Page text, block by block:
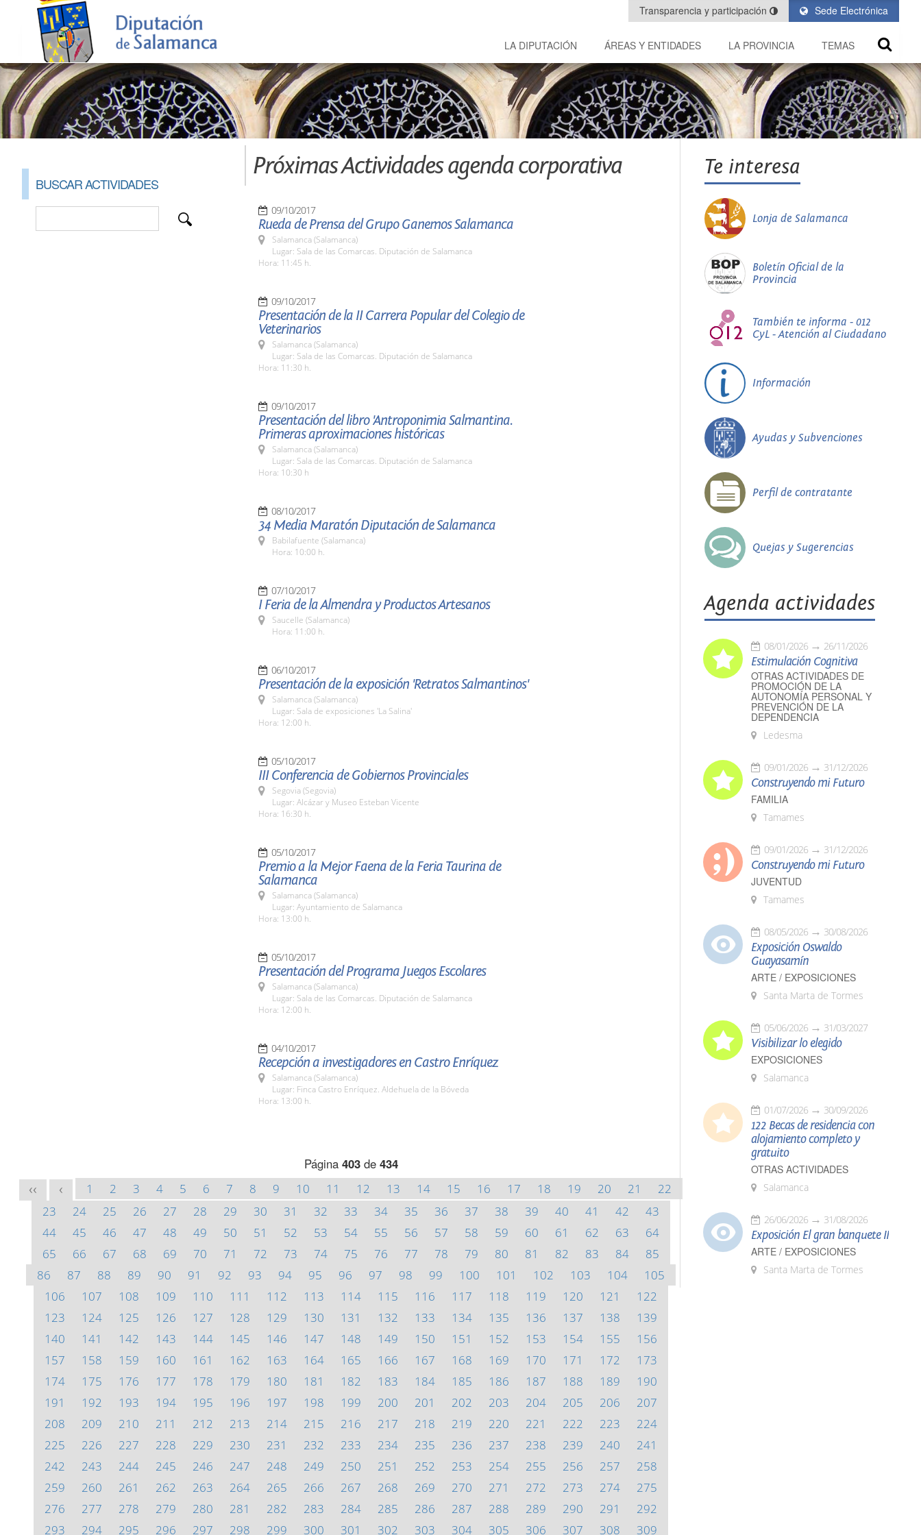
Sede Electrónica
Transparencia y participación
LA DIPUTACIÓN ÁREAS Y ENTIDADES LA PROVINCIA TEMAS
BUSCAR ACTIVIDADES
Próximas Actividades agenda corporativa
09/10/2017
Rueda de Prensa del Grupo Ganemos Salamanca
Salamanca (Salamanca)
Lugar: Sala de las Comarcas. Diputación de Salamanca
Hora: 11:45 h.
09/10/2017
Presentación de la II Carrera Popular del Colegio de
Veterinarios
Salamanca (Salamanca)
Lugar: Sala de las Comarcas. Diputación de Salamanca
Hora: 11:30 h.
09/10/2017
Presentación del libro 'Antroponimia Salmantina.
Primeras aproximaciones históricas
Salamanca (Salamanca)
Lugar: Sala de las Comarcas. Diputación de Salamanca
Hora: 10:30 h
08/10/2017
34 Media Maratón Diputación de Salamanca
Babilafuente (Salamanca)
Hora: 10:00 h.
07/10/2017
I Feria de la Almendra y Productos Artesanos
Saucelle (Salamanca)
Hora: 11:00 h.
06/10/2017
Presentación de la exposición 'Retratos Salmantinos'
Salamanca (Salamanca)
Lugar: Sala de exposiciones 'La Salina'
Hora: 12:00 h.
05/10/2017
III Conferencia de Gobiernos Provinciales
Segovia (Segovia)
Lugar: Alcázar y Museo Esteban Vicente
Hora: 16:30 h.
05/10/2017
Premio a la Mejor Faena de la Feria Taurina de
Salamanca
Salamanca (Salamanca)
Lugar: Ayuntamiento de Salamanca
Hora: 13:00 h.
05/10/2017
Presentación del Programa Juegos Escolares
Salamanca (Salamanca)
Lugar: Sala de las Comarcas. Diputación de Salamanca
Hora: 12:00 h.
04/10/2017
Recepción a investigadores en Castro Enríquez
Salamanca (Salamanca)
Lugar: Finca Castro Enríquez. Aldehuela de la Bóveda
Hora: 13:00 h.
Página 403de 434
<< < 1 2 3 4 5 6 7 8 9 10 11 12 13 14 15 16 17 18 19 20 21
22
23
24 25 26 27 28 29 30 31 32 33 34 35 36 37 38 39 40 41 42
43
44
45 46 47 48 49 50 51 52 53 54 55 56 57 58 59 60 61 62 63
64
65
66 67 68 69 70 71 72 73 74 75 76 77 78 79 80 81 82 83 84
85
86
87 88 89 90 91 92 93 94 95 96 97 98 99 100 101 102 103 104
105
106
107 108 109 110 111 112 113 114 115 116 117 118 119 120 121
122
123
124 125 126 127 128 129 130 131 132 133 134 135 136 137 138
139
140
141 142 143 144 145 146 147 148 149 150 151 152 153 154 155
156
157
158 159 160 161 162 163 164 165 166 167 168 169 170 171 172
173
174
175 176 177 178 179 180 181 182 183 184 185 186 187 188 189
190
191
192 193 194 195 196 197 198 199 200 201 202 203 204 205 206
207
208
209 210 211 212 213 214 215 216 217 218 219 220 221 222 223
224
225
226 227 228 229 230 231 232 233 234 235 236 237 238 239 240
241
242
243 244 245 246 247 248 249 250 251 252 253 254 255 256 257
258
259
260 261 262 263 264 265 266 267 268 269 270 271 272 273 274
275
276
277 278 279 280 281 282 283 284 285 286 287 288 289 290 291
292
293
294 295 296 297 298 299 300 301 302 303 304 305 306 307 308 309
Te interesa
Lonja de Salamanca
Boletín Oficial de la
Provincia
También te informa - 012
CyL - Atención al Ciudadano
Información
Ayudas y Subvenciones
Perfil de contratante
Quejas y Sugerencias
Agenda actividades
08/01/2026 26/11/2026
Estimulación Cognitiva
OTRAS ACTIVIDADES DE
PROMOCIÓN DE LA
AUTONOMÍA PERSONAL Y
PREVENCIÓN DE LA
DEPENDENCIA
Ledesma
09/01/2026 31/12/2026
Construyendo mi Futuro
FAMILIA
Tamames
09/01/2026 31/12/2026
Construyendo mi Futuro
JUVENTUD
Tamames
08/05/2026 30/08/2026
Exposición Oswaldo
Guayasamín
ARTE / EXPOSICIONES
Santa Marta de Tormes
05/06/2026 31/03/2027
Visibilizar lo elegido
EXPOSICIONES
Salamanca
01/07/2026 30/09/2026
122 Becas de residencia con
alojamiento completo y
gratuito
OTRAS ACTIVIDADES
Salamanca
26/06/2026 31/08/2026
Exposición El gran banquete II
ARTE / EXPOSICIONES
Santa Marta de Tormes